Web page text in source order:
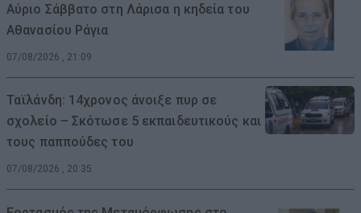
Αύριο Σάββατο στη Λάρισα η κηδεία του
Αθανασίου Ράγια
07/08/2026 , 21:09
Ταϊλάνδη: 14χρονος άνοιξε πυρ σε
σχολείο – Σκότωσε 5 εκπαιδευτικούς και
τους παππούδες του
07/08/2026 , 20:35